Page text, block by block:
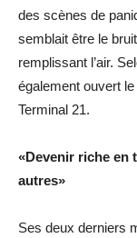
des scènes de
semblait être le
remplissant l’air.
également ouvert le
Terminal 21.
«Devenir riche en
autres»
Ses deux derniers